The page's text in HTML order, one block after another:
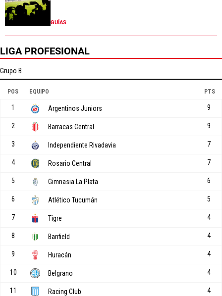
GUÍAS
LIGA PROFESIONAL